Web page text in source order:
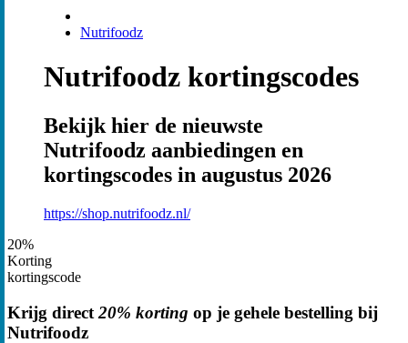
Nutrifoodz
Nutrifoodz kortingscodes
Bekijk hier de nieuwste
Nutrifoodz aanbiedingen en
kortingscodes in augustus 2026
https://shop.nutrifoodz.nl/
20%
Korting
kortingscode
Krijg direct 20% korting op je gehele bestelling bij
Nutrifoodz